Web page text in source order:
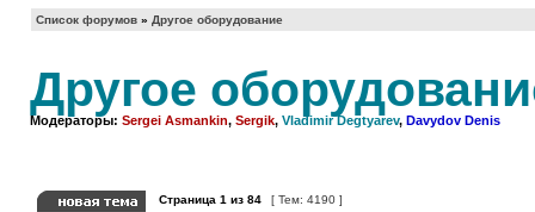
Список форумов » Другое оборудование
Другое
Модераторы: Sergei Asmankin, Sergik, Vladimir Degtyarev, Davydov Denis
Страница 1 из 84 [ Тем: 4190 ]